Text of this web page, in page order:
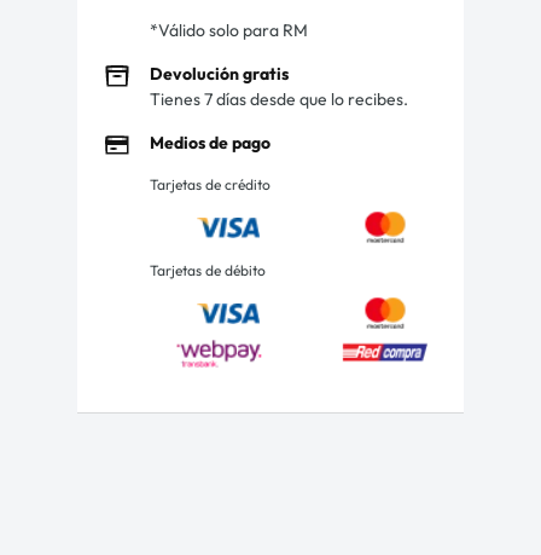
*Válido solo para RM
Devolución gratis
Tienes 7 días desde que lo recibes.
Medios de pago
Tarjetas de crédito
Tarjetas de débito